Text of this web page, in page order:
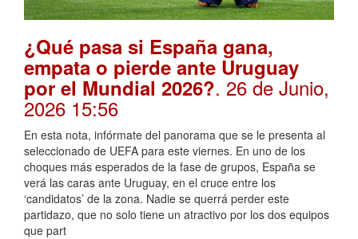
¿Qué pasa si España gana,
empata o pierde ante Uruguay
por el Mundial 2026?. 26 de Junio,
2026 15:56
En esta nota, infórmate del panorama que se le presenta al
seleccionado de UEFA para este viernes. En uno de los
choques más esperados de la fase de grupos, España se
verá las caras ante Uruguay, en el cruce entre los
‘candidatos’ de la zona. Nadie se querrá perder este
partidazo, que no solo tiene un atractivo por los dos equipos
que part